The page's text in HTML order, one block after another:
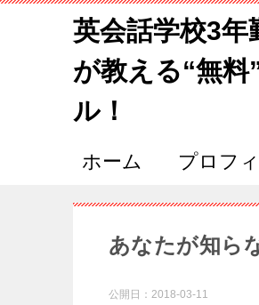
英会話学校3年
が教える“無
ル！
ホーム プロフ
あなたが知ら
公開日： 2018-03-11